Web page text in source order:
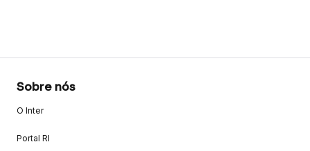
Sobre nós
O Inter
Portal RI